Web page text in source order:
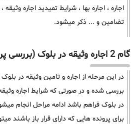
اجاره ، اجاره بها ، شرایط تمیدید اجاره
تضامین و ... ذکر میشود.
گام 2 اجاره وثیقه در بلوک (بررسی پرونده)
در این مرحله از اجاره و تامین وثیقه در
بررسی شده و در صورتی که شرایط اجاره
در بلوک فراهم باشد ادامه مراحل انجام
برای پرونده هایی که دارای قرار باز باشند